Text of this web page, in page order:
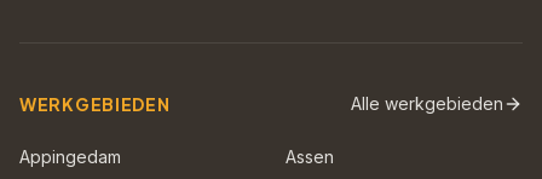
WERKGEBIEDEN Alle werkgebieden
Appingedam Assen